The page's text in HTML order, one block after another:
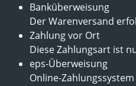
Banküberweisung
Der Warenversand
Zahlung vor Ort
Diese Zahlungsart ist
eps-Überweisung
Online-